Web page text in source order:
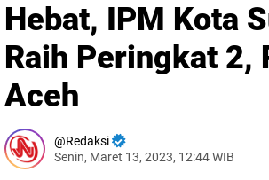
Hebat, IPM Kota
Raih Peringkat 2,
Aceh
Redaksi
Senin, Maret 13, 2023, 12:44 WIB